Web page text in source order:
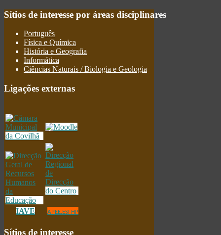
Sítios de interesse por áreas disciplinares
Português
Física e Química
História e Geografia
Informática
Ciências Naturais / Biologia e Geologia
Ligações externas
IAVE APEE.ESFHP
Sítios de interesse